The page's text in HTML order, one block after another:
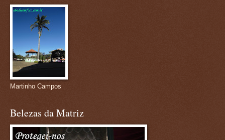
Martinho Campos
Belezas da Matriz